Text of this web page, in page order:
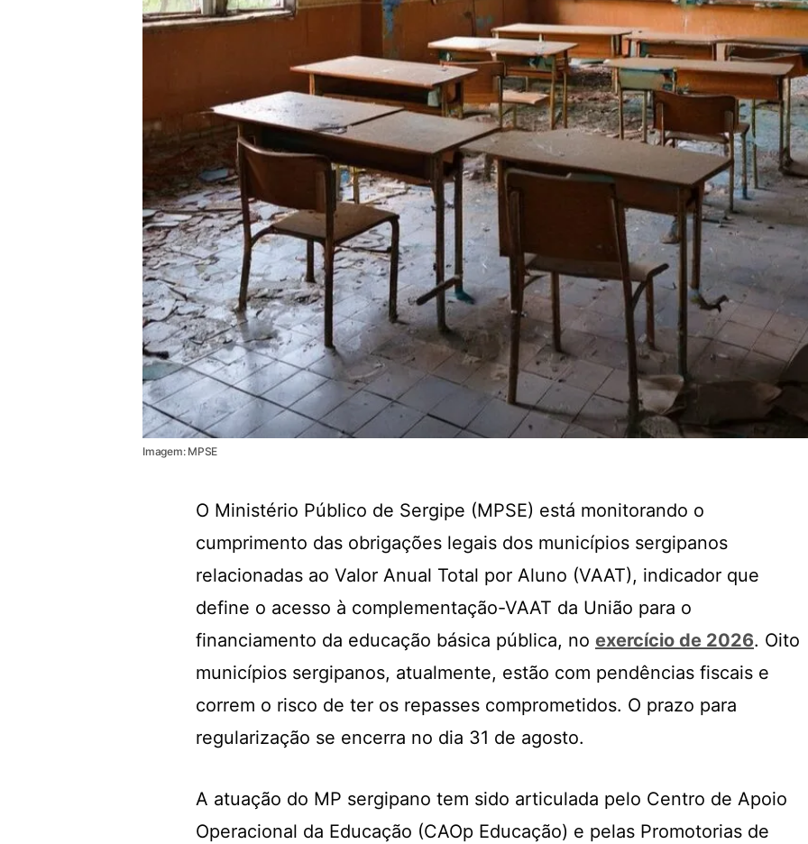
Imagem: MPSE
O Ministério Público de Sergipe (MPSE) está monitorando o
cumprimento das obrigações legais dos municípios sergipanos
relacionadas ao Valor Anual Total por Aluno (VAAT), indicador que
define o acesso à complementação-VAAT da União para o
financiamento da educação básica pública, no exercício de 2026. Oito
municípios sergipanos, atualmente, estão com pendências fiscais e
correm o risco de ter os repasses comprometidos. O prazo para
regularização se encerra no dia 31 de agosto.
A atuação do MP sergipano tem sido articulada pelo Centro de Apoio
Operacional da Educação (CAOp Educação) e pelas Promotorias de